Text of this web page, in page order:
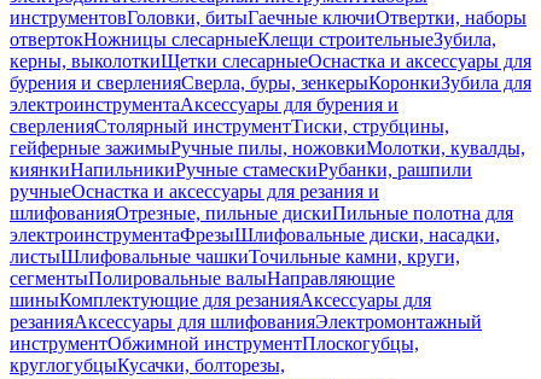
инструментовГоловки, битыГаечные ключиОтвертки, наборы
отвертокНожницы слесарныеКлещи строительныеЗубила,
керны, выколоткиЩетки слесарныеОснастка и аксессуары для
бурения и сверленияСверла, буры, зенкерыКоронкиЗубила для
электроинструментаАксессуары для бурения и
сверленияСтолярный инструментТиски, струбцины,
гейферные зажимыРучные пилы, ножовкиМолотки, кувалды,
киянкиНапильникиРучные стамескиРубанки, рашпили
ручныеОснастка и аксессуары для резания и
шлифованияОтрезные, пильные дискиПильные полотна для
электроинструментаФрезыШлифовальные диски, насадки,
листыШлифовальные чашкиТочильные камни, круги,
сегментыПолировальные валыНаправляющие
шиныКомплектующие для резанияАксессуары для
резанияАксессуары для шлифованияЭлектромонтажный
инструментОбжимной инструментПлоскогубцы,
круглогубцыКусачки, болторезы,